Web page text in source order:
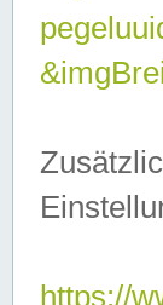
https://